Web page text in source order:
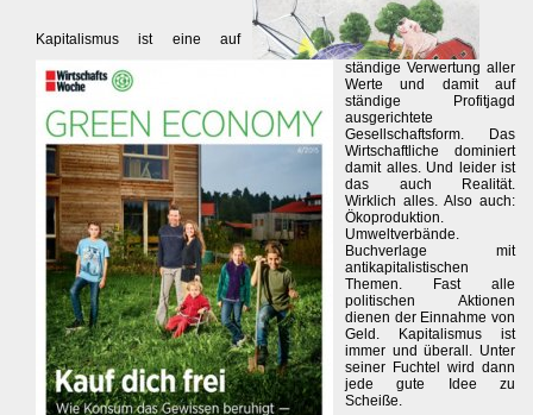
Kapitalismus ist eine auf
ständige Verwertung aller
Werte und damit auf
ständige Profitjagd
ausgerichtete
Gesellschaftsform. Das
Wirtschaftliche dominiert
damit alles. Und leider ist
das auch Realität.
Wirklich alles. Also auch:
Ökoproduktion.
Umweltverbände.
Buchverlage mit
antikapitalistischen
Themen. Fast alle
politischen Aktionen
dienen der Einnahme von
Geld. Kapitalismus ist
immer und überall. Unter
seiner Fuchtel wird dann
jede gute Idee zu
Scheiße.